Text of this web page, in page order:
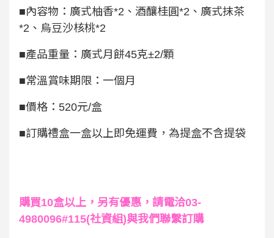
■內容物：廣式柚香*2、酒釀桂圓*2、廣式抹茶
*2、烏豆沙核桃*2
■產品重量：廣式月餅45克±2/顆
■常溫賞味期限：一個月
■價格：520元/盒
■訂購禮盒一盒以上即免運費，為提盒不含提袋
購買10盒以上，另有優惠，請電洽03-
4980096#115(社資組)與我們聯繫訂購